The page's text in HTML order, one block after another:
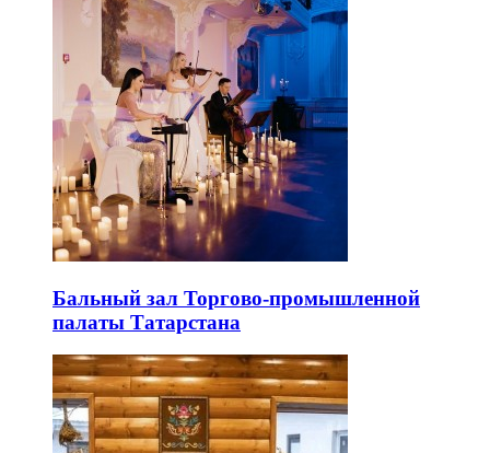
Бальный зал Торгово-промышленной
палаты Татарстана